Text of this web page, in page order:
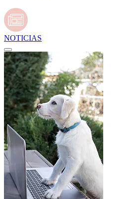
NOTICIAS